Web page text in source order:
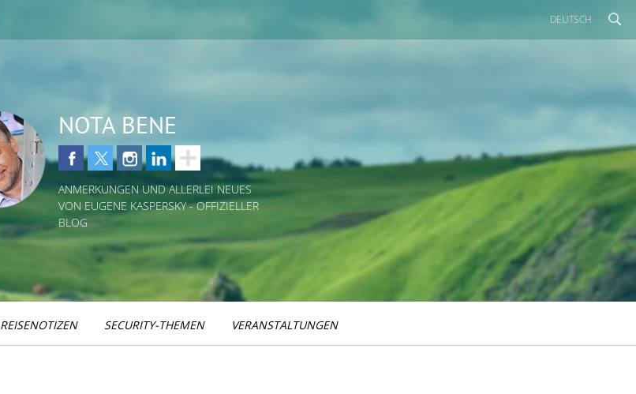
DEUTSCH
NOTA BENE
ANMERKUNGEN UND ALLERLEI NEUES
VON EUGENE KASPERSKY - OFFIZIELLER
BLOG
REISENOTIZEN SECURITY-THEMEN VERANSTALTUNGEN